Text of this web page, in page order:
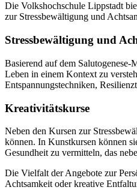
Die Volkshochschule Lippstadt
zur Stressbewältigung und
Stressbewältigung und
Basierend auf dem
Leben in einem Kontext zu
Entspannungstechniken,
Kreativitätskurse
Neben den Kursen zur
können. In Kunstkursen können
Gesundheit zu vermitteln, das
Die Vielfalt der Angebote zur
Achtsamkeit oder kreative